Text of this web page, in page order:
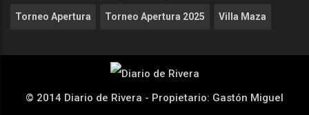
Torneo Apertura Torneo Apertura 2025 Villa Maza
© 2014 Diario de Rivera - Propietario: Gastón Miguel